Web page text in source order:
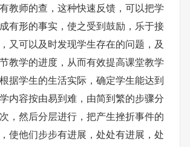
教师的查，这种快速反馈，可以把学
有形的事实，使之受到鼓励，乐于接
又可以及时发现学生存在的问题，及
教学的进度，从而有效提高课堂教学
据学生的生活实际，确定学生能达到
内容按由易到难，由简到繁的步骤分
，然后分层进行，把产生挫折事件的
使他们步步有进展，处处有进展，处